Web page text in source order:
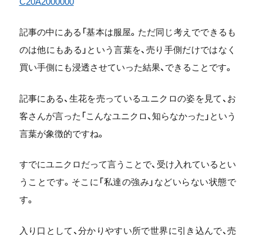
記事の中にある「基本は服屋。ただ同じ考えでできるも
のは他にもある」という言葉を、売り手側だけではなく
買い手側にも浸透させていった結果、できることです。
記事にある、生花を売っているユニクロの姿を見て、お
客さんが言った「こんなユニクロ、知らなかった」という
言葉が象徴的ですね。
すでにユニクロだって言うことで、受け入れているとい
うことです。そこに「私達の強み」などいらない状態で
す。
入り口として、分かりやすい所で世界に引き込んで、売